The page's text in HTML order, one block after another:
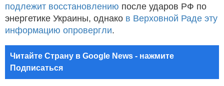
подлежит восстановлению после ударов РФ по
энергетике Украины, однако в Верховной Раде эту
информацию опровергли.
Читайте Страну в Google News - нажмите
Подписаться